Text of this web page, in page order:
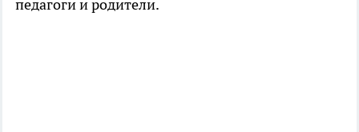
педагоги и родители.